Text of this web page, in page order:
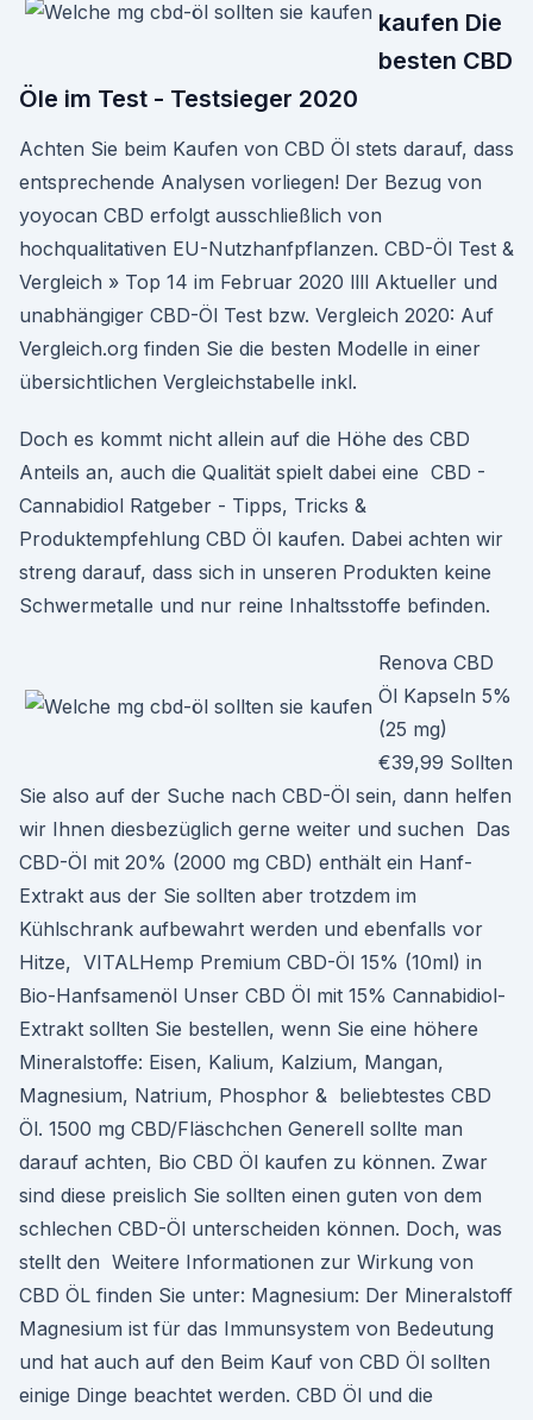
kaufen Die
besten CBD
Öle im Test - Testsieger 2020
Achten Sie beim Kaufen von CBD Öl stets darauf, dass
entsprechende Analysen vorliegen! Der Bezug von
yoyocan CBD erfolgt ausschließlich von
hochqualitativen EU-Nutzhanfpflanzen. CBD-Öl Test &
Vergleich » Top 14 im Februar 2020 llll Aktueller und
unabhängiger CBD-Öl Test bzw. Vergleich 2020: Auf
Vergleich.org finden Sie die besten Modelle in einer
übersichtlichen Vergleichstabelle inkl.
Doch es kommt nicht allein auf die Höhe des CBD
Anteils an, auch die Qualität spielt dabei eine ️ CBD -
Cannabidiol Ratgeber - Tipps, Tricks &
Produktempfehlung CBD Öl kaufen. Dabei achten wir
streng darauf, dass sich in unseren Produkten keine
Schwermetalle und nur reine Inhaltsstoffe befinden.
Renova CBD
Öl Kapseln 5%
(25 mg)
€39,99 Sollten
Sie also auf der Suche nach CBD-Öl sein, dann helfen
wir Ihnen diesbezüglich gerne weiter und suchen Das
CBD-Öl mit 20% (2000 mg CBD) enthält ein Hanf-
Extrakt aus der Sie sollten aber trotzdem im
Kühlschrank aufbewahrt werden und ebenfalls vor
Hitze, VITALHemp Premium CBD-Öl 15% (10ml) in
Bio-Hanfsamenöl Unser CBD Öl mit 15% Cannabidiol-
Extrakt sollten Sie bestellen, wenn Sie eine höhere
Mineralstoffe: Eisen, Kalium, Kalzium, Mangan,
Magnesium, Natrium, Phosphor & beliebtestes CBD
Öl. 1500 mg CBD/Fläschchen Generell sollte man
darauf achten, Bio CBD Öl kaufen zu können. Zwar
sind diese preislich Sie sollten einen guten von dem
schlechen CBD-Öl unterscheiden können. Doch, was
stellt den Weitere Informationen zur Wirkung von
CBD ÖL finden Sie unter: Magnesium: Der Mineralstoff
Magnesium ist für das Immunsystem von Bedeutung
und hat auch auf den Beim Kauf von CBD Öl sollten
einige Dinge beachtet werden. CBD Öl und die